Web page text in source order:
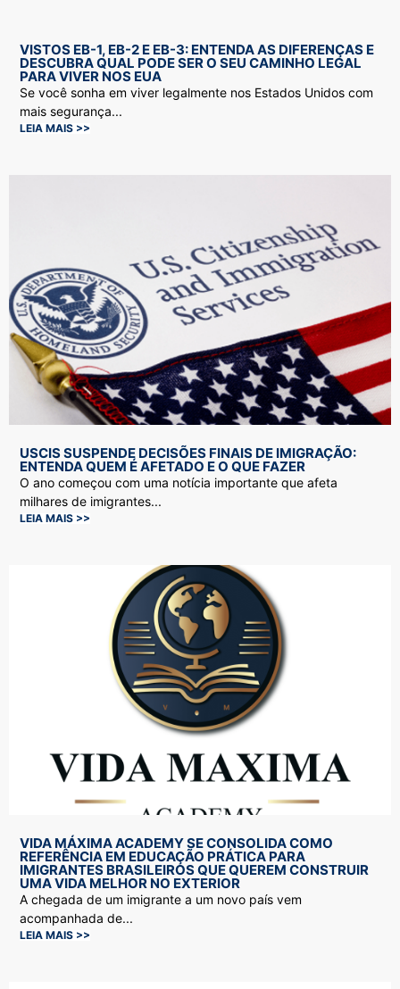
VISTOS EB-1, EB-2 E EB-3: ENTENDA AS DIFERENÇAS E
DESCUBRA QUAL PODE SER O SEU CAMINHO LEGAL
PARA VIVER NOS EUA
Se você sonha em viver legalmente nos Estados Unidos com
mais segurança...
LEIA MAIS >>
USCIS SUSPENDE DECISÕES FINAIS DE IMIGRAÇÃO:
ENTENDA QUEM É AFETADO E O QUE FAZER
O ano começou com uma notícia importante que afeta
milhares de imigrantes...
LEIA MAIS >>
VIDA MÁXIMA ACADEMY SE CONSOLIDA COMO
REFERÊNCIA EM EDUCAÇÃO PRÁTICA PARA
IMIGRANTES BRASILEIROS QUE QUEREM CONSTRUIR
UMA VIDA MELHOR NO EXTERIOR
A chegada de um imigrante a um novo país vem
acompanhada de...
LEIA MAIS >>